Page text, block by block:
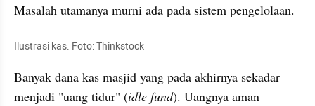
Masalah utamanya murni ada pada sistem pengelolaan.
Ilustrasi kas. Foto: Thinkstock
Banyak dana kas masjid yang pada akhirnya sekadar
menjadi "uang tidur" (idle fund). Uangnya aman